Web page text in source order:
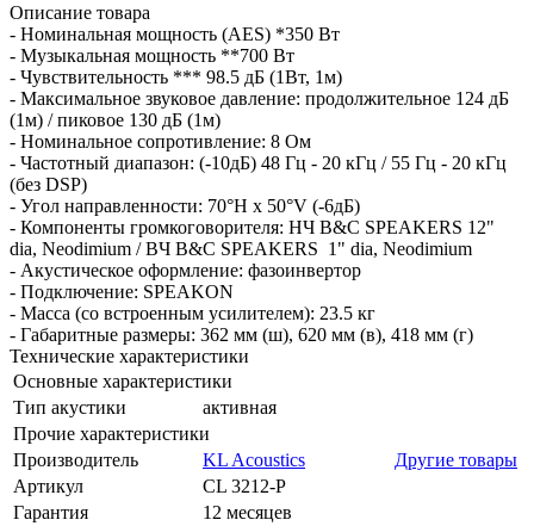
Описание товара
- Номинальная мощность (AES) *350 Вт
- Музыкальная мощность **700 Вт
- Чувствительность *** 98.5 дБ (1Вт, 1м)
- Максимальное звуковое давление: продолжительное 124 дБ
(1м) / пиковое 130 дБ (1м)
- Номинальное сопротивление: 8 Ом
- Частотный диапазон: (-10дБ) 48 Гц - 20 кГц / 55 Гц - 20 кГц
(без DSP)
- Угол направленности: 70°H х 50°V (-6дБ)
- Компоненты громкоговорителя: НЧ B&C SPEAKERS 12"
dia, Neodimium / BЧ B&C SPEAKERS 1" dia, Neodimium
- Акустическое оформление: фазоинвертор
- Подключение: SPEAKON
- Масса (со встроенным усилителем): 23.5 кг
- Габаритные размеры: 362 мм (ш), 620 мм (в), 418 мм (г)
Технические характеристики
Основные характеристики
Тип акустики
активная
Прочие характеристики
Производитель
KL Acoustics
Другие товары
Артикул
CL 3212-P
Гарантия
12 месяцев